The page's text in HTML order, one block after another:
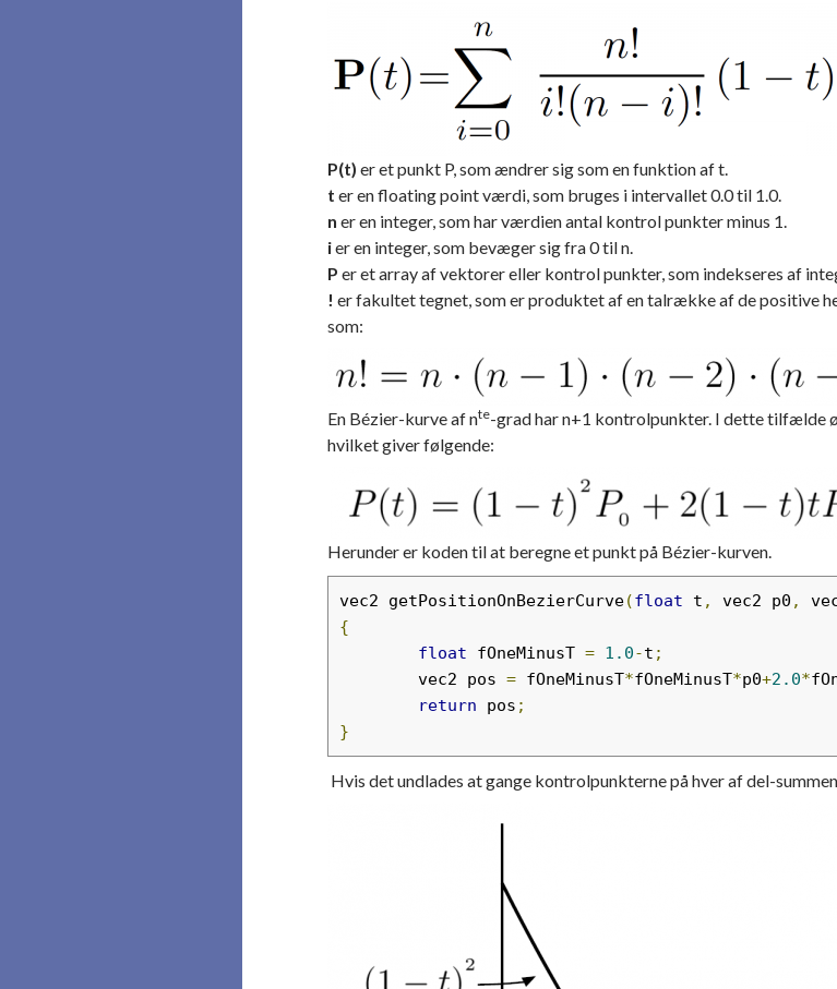
P(t) er et punkt P, som ændrer sig som en funktion af t.
t er en floating point værdi, som bruges i intervallet 0.0 til 1.0.
n er en integer, som har værdien antal kontrol punkter minus 1.
ier en integer, som bevæger sig fra 0 til n.
P er et array af vektorer eller kontrol punkter, som indekseres af
! er fakultet tegnet, som er produktet af en talrække af de positive
som:
En Bézier-kurve af nte-grad har n+1 kontrolpunkter. I dette tilfælde
hvilket giver følgende:
Herunder er koden til at beregne et punkt på Bézier-kurven.
vec2 getPositionOnBezierCurve(float t , vec2 p0 ,
{
float fOneMinusT = 1.0-t ;
	vec2 pos
= fOneMinusT*fOneMinusT*p0+2.0*
return pos ;
}
Hvis det undlades at gange kontrolpunkterne på hver af del-